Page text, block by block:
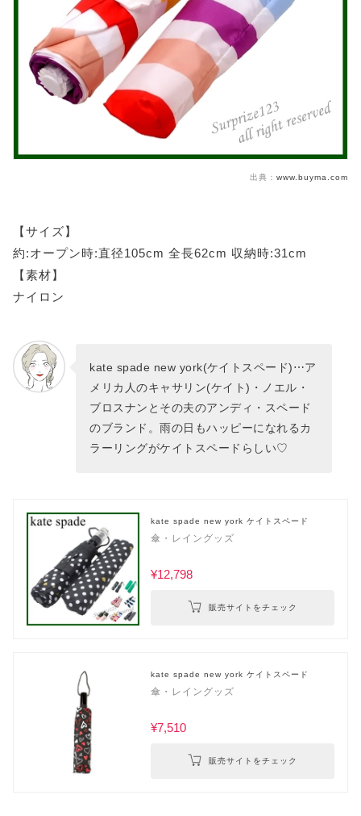
出典： www.buyma.com
【サイズ】
約:オープン時:直径105cm 全長62cm 収納時:31cm
【素材】
ナイロン
kate spade new york(ケイトスペード)⋯ア
メリカ人のキャサリン(ケイト)・ノエル・
ブロスナンとその夫のアンディ・スペード
のブランド。雨の日もハッピーになれるカ
ラーリングがケイトスペードらしい♡
kate spade new york ケイトスペード
傘・レイングッズ
¥12,798
販売サイトをチェック
kate spade new york ケイトスペード
傘・レイングッズ
¥7,510
販売サイトをチェック